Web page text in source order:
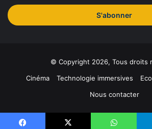
adresse
Email
© Copyright 2026, Tous droits
Cinéma
Technologie immersives
Nous contacter